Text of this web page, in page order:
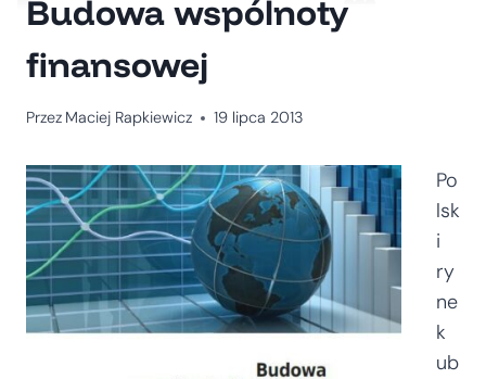
Budowa wspólnoty
finansowej
Przez Maciej Rapkiewicz 19 lipca 2013
Po
lsk
i
ry
ne
k
ub